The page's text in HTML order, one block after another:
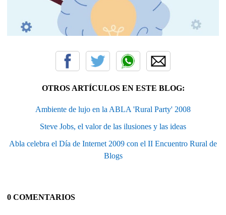
OTROS ARTÍCULOS EN ESTE BLOG:
Ambiente de lujo en la ABLA 'Rural Party' 2008
Steve Jobs, el valor de las ilusiones y las ideas
Abla celebra el Día de Internet 2009 con el II Encuentro Rural de
Blogs
0 COMENTARIOS